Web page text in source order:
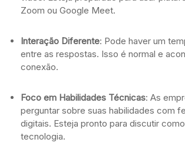
Zoom ou Google Meet.
Interação Diferente: Pode haver um
entre as respostas. Isso é normal e
conexão.
Foco em Habilidades Técnicas: As
perguntar sobre suas habilidades com
digitais. Esteja pronto para discutir
tecnologia.